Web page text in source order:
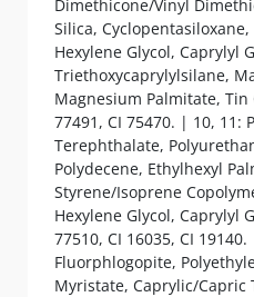
Dimethicone/Vinyl
Silica,
Hexylene Glycol, Caprylyl
Triethoxycaprylylsilane,
Magnesium Palmitate, Tin
77491, CI 75470. | 10, 11:
Terephthalate,
Polydecene, Ethylhexyl
Styrene/Isoprene
Hexylene Glycol, Caprylyl
77510, CI 16035, CI
Fluorphlogopite,
Myristate, Caprylic/Capric